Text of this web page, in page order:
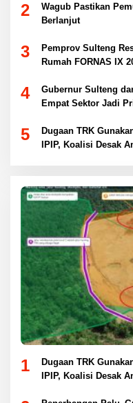
2
Wagub Pastikan
Berlanjut
3
Pemprov Sulteng
Rumah FORNAS IX
4
Gubernur Sulteng
Empat Sektor Jadi
5
Dugaan TRK
IPIP, Koalisi Desak
1
Dugaan TRK
IPIP, Koalisi Desak